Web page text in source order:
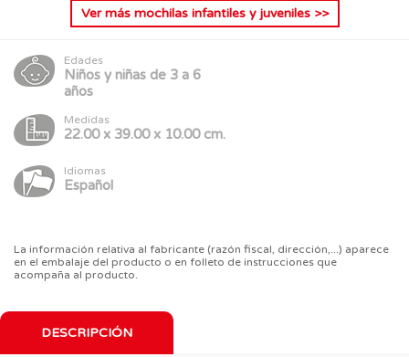
Ver más mochilas infantiles y juveniles>>
Edades
Niños y niñas de 3 a 6
años
Medidas
22.00 x 39.00 x 10.00 cm.
Idiomas
Español
La información relativa al fabricante (razón fiscal, dirección,...) aparece
en el embalaje del producto o en folleto de instrucciones que
acompaña al producto.
DESCRIPCIÓN